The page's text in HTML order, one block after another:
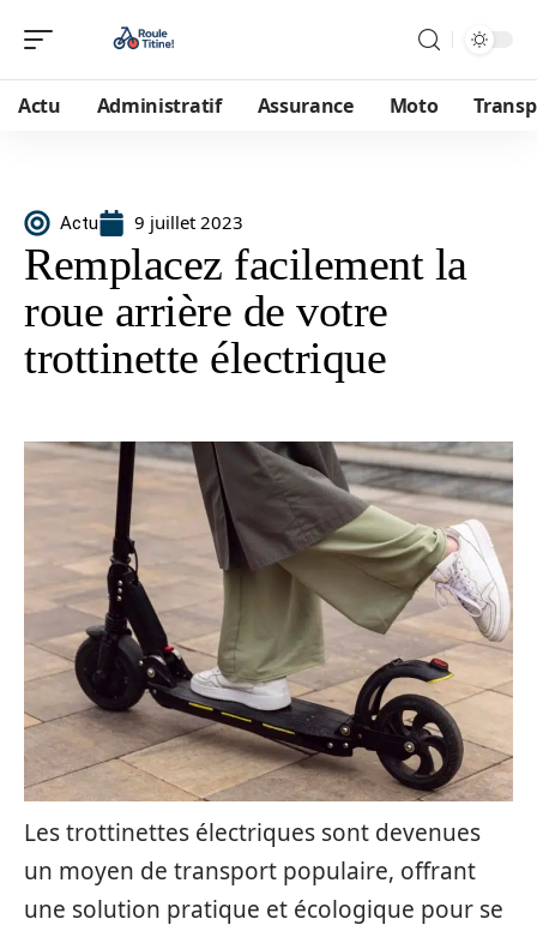
Actu Administratif Assurance Moto
Actu 9 juillet 2023
Remplacez facilement la
roue arrière de votre
trottinette électrique
Les trottinettes électriques sont devenues
un moyen de transport populaire, offrant
une solution pratique et écologique pour se